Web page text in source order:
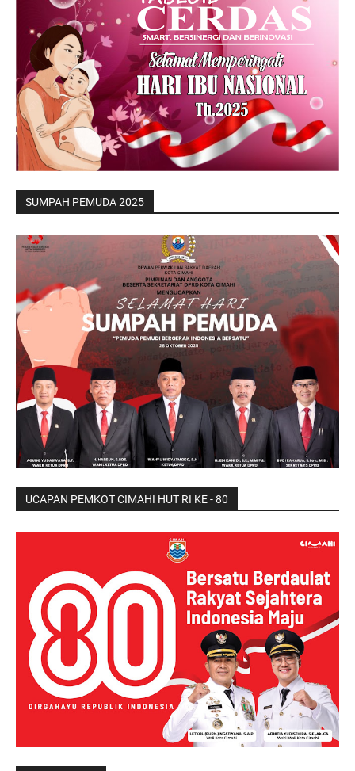
SUMPAH PEMUDA 2025
UCAPAN PEMKOT CIMAHI HUT RI KE - 80